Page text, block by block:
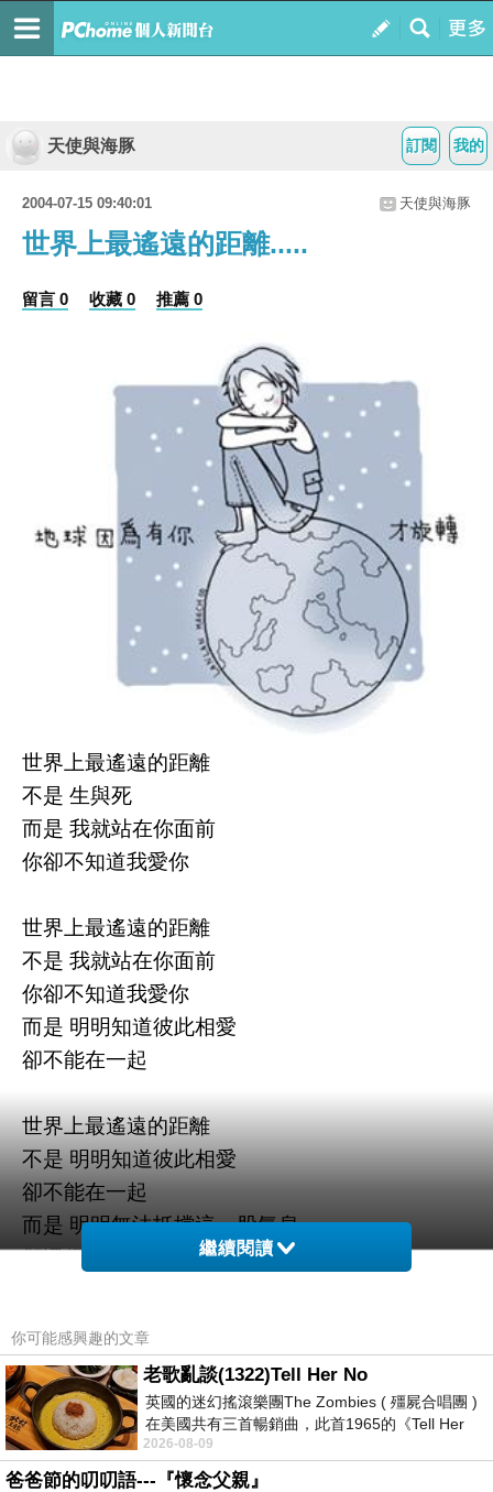
我的
訂閱
天使與海豚
2004-07-15 09:40:01 天使與海豚
世界上最遙遠的距離.....
留言 0 收藏 0 推薦 0
世界上最遙遠的距離
不是 生與死
而是 我就站在你面前
你卻不知道我愛你
世界上最遙遠的距離
不是 我就站在你面前
你卻不知道我愛你
而是 明明知道彼此相愛
卻不能在一起
世界上最遙遠的距離
不是 明明知道彼此相愛
卻不能在一起
而是 明明無法抵擋這一股氣息
卻還得故意裝作毫不在意
不是 明明無法抵擋這一股氣息
卻還得故意裝作毫不在意
而是 用自己冷漠的心
對愛你的人 所築起的一道溝渠
繼續閱讀
你可能感興趣的文章
老歌亂談(1322)Tell Her No
英國的迷幻搖滾樂團The Zombies ( 殭屍合唱團 )
在美國共有三首暢銷曲，此首1965的《Tell Her
No》即為其中之一，在告示牌百大單曲
2026-08-09
爸爸節的叨叨語---『懷念父親』